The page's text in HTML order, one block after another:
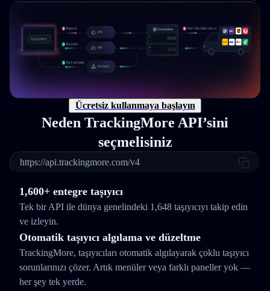
Ücretsiz kullanmaya başlayın
Neden TrackingMore API’sini
seçmelisiniz
https://api.trackingmore.com/v4
1,600+ entegre taşıyıcı
Tek bir API ile dünya genelindeki 1,648 taşıyıcıyı takip edin
ve izleyin.
Otomatik taşıyıcı algılama ve düzeltme
TrackingMore, taşıyıcıları otomatik algılayarak çoklu taşıyıcı
sorunlarınızı çözer. Artık menüler veya farklı paneller yok —
her şey tek yerde.